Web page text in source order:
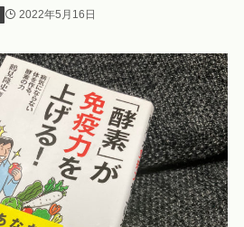
2022年5月16日